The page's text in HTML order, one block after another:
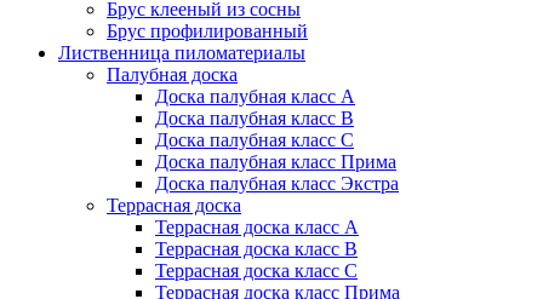
Брус клееный из сосны
Брус профилированный
Лиственница пиломатериалы
Палубная доска
Доска палубная класс А
Доска палубная класс B
Доска палубная класс C
Доска палубная класс Прима
Доска палубная класс Экстра
Террасная доска
Террасная доска класс А
Террасная доска класс B
Террасная доска класс C
Террасная доска класс Прима